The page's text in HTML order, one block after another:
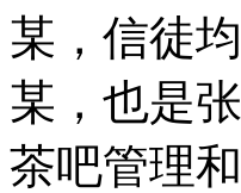
某，信徒
某，也是
茶吧管理